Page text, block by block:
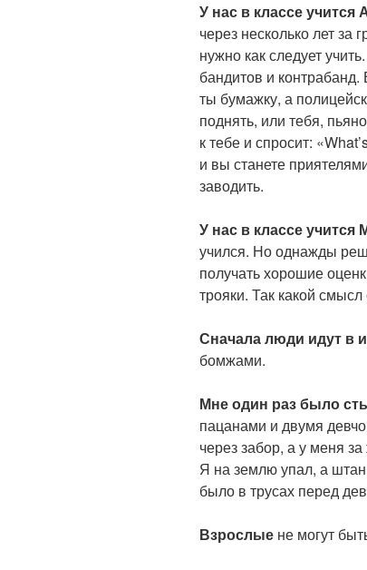
У нас в классе учится
через несколько лет за
нужно как следует
бандитов и
ты бумажку, а
поднять, или тебя,
к тебе и спросит:
и вы станете
заводить.
У нас в классе учится
учился. Но однажды
получать хорошие
трояки. Так какой
Сначала люди идут в
бомжами.
Мне один раз было
пацанами и двумя
через забор, а у меня
Я на землю упал, а
было в трусах перед
Взрослые не могут